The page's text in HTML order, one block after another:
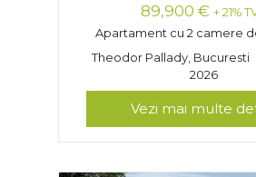
89,900 € + 21%
Apartament cu 2 camere
Theodor Pallady, Bucuresti
2026
Vezi mai multe